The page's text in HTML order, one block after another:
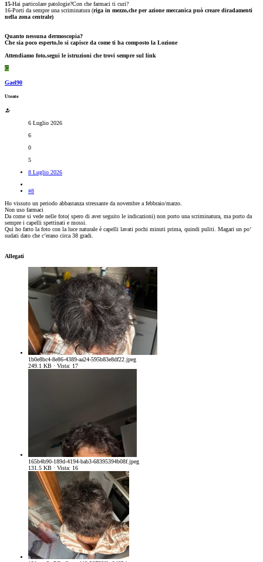
15-Hai particolare patologie?Con che farmaci ti curi?
16-Porti da sempre una scriminatura (riga in mezzo,che per azione meccanica può creare diradamenti
nella zona centrale)
Quanto nessuna dermoscopia?
Che sia poco esperto,lo si capisce da come ti ha composto la Lozione
Attendiamo foto,segui le istruzioni che trovi sempre sul link
G
Gael90
Utente
6 Luglio 2026
6
0
5
8 Luglio 2026
#8
Ho vissuto un periodo abbastanza stressante da novembre a febbraio/marzo.
Non uso farmaci
Da come si vede nelle foto( spero di aver seguito le indicazioni) non porto una scriminatura, ma porto da
sempre i capelli spettinati e mossi.
Qui ho fatto la foto con la luce naturale è capelli lavati pochi minuti prima, quindi puliti. Magari un po’
sudati dato che c’erano circa 38 gradi.
Allegati
1b0e8bc4-8e86-4389-aa24-595b83e8df22.jpeg
249.1 KB · Vista: 17
165b4b90-189d-4194-bab3-68395394b08f.jpeg
131.5 KB · Vista: 16